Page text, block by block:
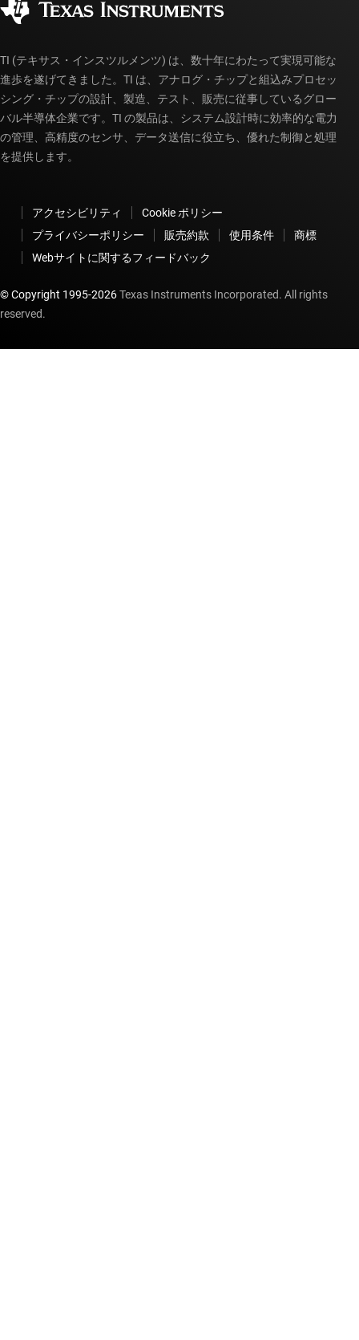
myTI アカウントの FAQ
TI (テキサス・インスツルメンツ) は、数十年にわたって実現可能な
進歩を遂げてきました。TI は、アナログ・チップと組込みプロセッ
シング・チップの設計、製造、テスト、販売に従事しているグロー
バル半導体企業です。TI の製品は、システム設計時に効率的な電力
の管理、高精度のセンサ、データ送信に役立ち、優れた制御と処理
を提供します。
アクセシビリティ
Cookie ポリシー
プライバシーポリシー
販売約款 使用条件
商標
Webサイトに関するフィードバック
© Copyright 1995-2026Texas Instruments Incorporated. All rights
reserved.